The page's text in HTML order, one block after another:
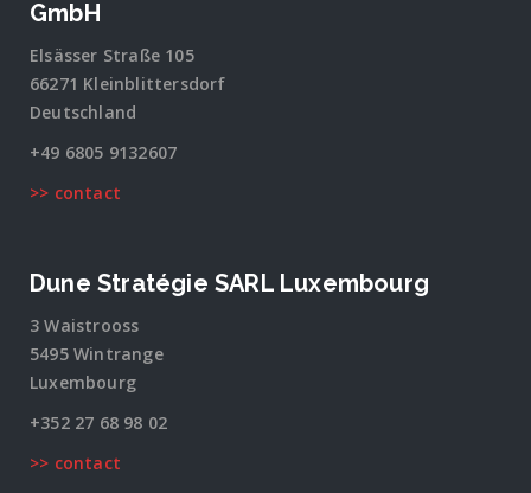
GmbH
Elsässer Straße 105
66271 Kleinblittersdorf
Deutschland
+49 6805 9132607
>> contact
Dune Stratégie SARL Luxembourg
3 Waistrooss
5495 Wintrange
Luxembourg
+352 27 68 98 02
>> contact